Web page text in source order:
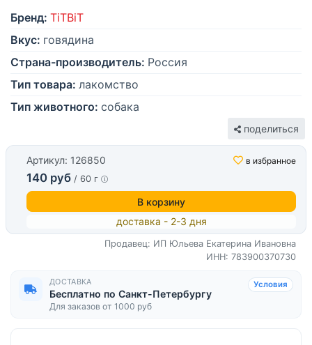
Бренд: TiTBiT
Вкус: говядина
Страна-производитель: Россия
Тип товара: лакомство
Тип животного: собака
поделиться
Артикул: 126850 в избранное
140 руб / 60 г
В корзину
доставка - 2-3 дня
Продавец: ИП Юльева Екатерина Ивановна
ИНН: 783900370730
ДОСТАВКА
Бесплатно по Санкт-Петербургу
Для заказов от 1000 руб
Условия